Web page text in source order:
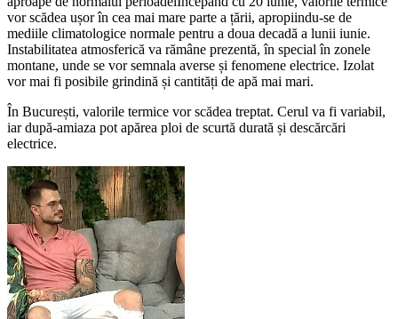
vor scădea ușor în cea mai mare parte a țării, apropiindu-se de
mediile climatologice normale pentru a doua decadă a lunii iunie.
Instabilitatea atmosferică va rămâne prezentă, în special în zonele
montane, unde se vor semnala averse și fenomene electrice. Izolat
vor mai fi posibile grindină și cantități de apă mai mari.
În București, valorile termice vor scădea treptat. Cerul va fi variabil,
iar după-amiaza pot apărea ploi de scurtă durată și descărcări
electrice.